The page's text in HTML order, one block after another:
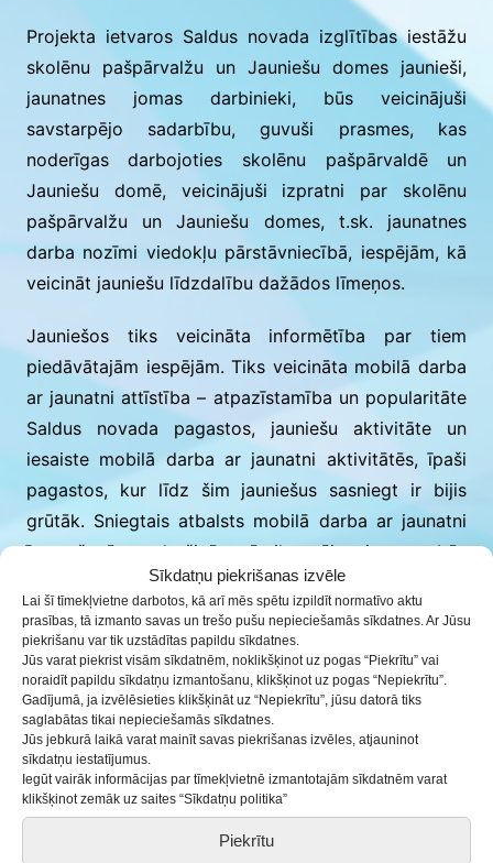
Sīkdatņu piekrišanas izvēle
Lai šī tīmekļvietne darbotos, kā arī mēs spētu izpildīt normatīvo aktu
prasības, tā izmanto savas un trešo pušu nepieciešamās sīkdatnes. Ar Jūsu
piekrišanu var tik uzstādītas papildu sīkdatnes.
Jūs varat piekrist visām sīkdatnēm, noklikšķinot uz pogas “Piekrītu” vai
noraidīt papildu sīkdatņu izmantošanu, klikšķinot uz pogas “Nepiekrītu”.
Gadījumā, ja izvēlēsieties klikšķināt uz “Nepiekrītu”, jūsu datorā tiks
saglabātas tikai nepieciešamās sīkdatnes.
Jūs jebkurā laikā varat mainīt savas piekrišanas izvēles, atjauninot
sīkdatņu iestatījumus.
Iegūt vairāk informācijas par tīmekļvietnē izmantotajām sīkdatnēm varat
klikšķinot zemāk uz saites “Sīkdatņu politika”
Piekrītu
Projekta ietvaros Saldus novada izglītības iestāžu
skolēnu pašpārvalžu un Jauniešu domes jaunieši,
jaunatnes jomas darbinieki, būs veicinājuši
savstarpējo sadarbību, guvuši prasmes, kas
noderīgas darbojoties skolēnu pašpārvaldē un
Jauniešu domē, veicinājuši izpratni par skolēnu
pašpārvalžu un Jauniešu domes, t.sk. jaunatnes
darba nozīmi viedokļu pārstāvniecībā, iespējām, kā
veicināt jauniešu līdzdalību dažādos līmeņos.
Jauniešos tiks veicināta informētība par tiem
piedāvātajām iespējām. Tiks veicināta mobilā darba
ar jaunatni attīstība – atpazīstamība un popularitāte
Saldus novada pagastos, jauniešu aktivitāte un
iesaiste mobilā darba ar jaunatni aktivitātēs, īpaši
pagastos, kur līdz šim jauniešus sasniegt ir bijis
grūtāk. Sniegtais atbalsts mobilā darba ar jaunatni
īstenošanā, nodrošinās tā ilgtspēju, jo tas būs
aktualizēts un popularizēts jauniešu vidū, sagaidāms
jauniešu skaita kāpums, kas iesaistās mobilā darba
ar jaunatni aktivitātēs u.c. darba ar jaunatni
aktivitātēs jauniešiem kopumā.
Jaunatnes jomas darbinieki, kuri kopā ar jauniešiem
būs ieguvuši jaunas zināšanas un pieredzi, varēs
daudz efektīvāk veikt darbu ar jauniešiem, jo
iegūtais ļaus daudz labāk izprast jauniešu
vajadzības un sniegt nepieciešamo atbalstu,